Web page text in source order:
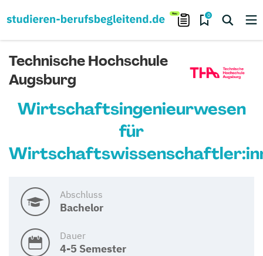
0
Technische Hochschule
Augsburg
Wirtschaftsingenieurwesen
für
Abschluss
Bachelor
Dauer
4-5 Semester